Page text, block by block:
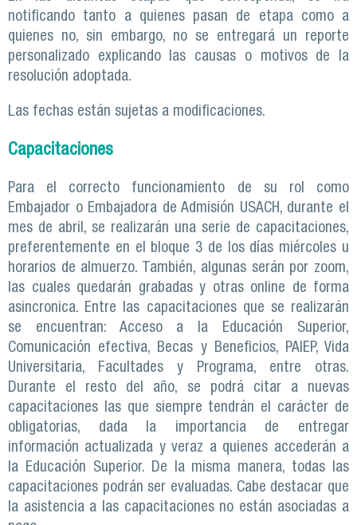
notificando tanto a quienes pasan de etapa como a
quienes no, sin embargo, no se entregará un reporte
personalizado explicando las causas o motivos de la
resolución adoptada.
Las fechas están sujetas a modificaciones.
Capacitaciones
Para el correcto funcionamiento de su rol como
Embajador o Embajadora de Admisión USACH, durante el
mes de abril, se realizarán una serie de capacitaciones,
preferentemente en el bloque 3 de los días miércoles u
horarios de almuerzo. También, algunas serán por zoom,
las cuales quedarán grabadas y otras online de forma
asincronica. Entre las capacitaciones que se realizarán
se encuentran: Acceso a la Educación Superior,
Comunicación efectiva, Becas y Beneficios, PAIEP, Vida
Universitaria, Facultades y Programa, entre otras.
Durante el resto del año, se podrá citar a nuevas
capacitaciones las que siempre tendrán el carácter de
obligatorias, dada la importancia de entregar
información actualizada y veraz a quienes accederán a
la Educación Superior. De la misma manera, todas las
capacitaciones podrán ser evaluadas. Cabe destacar que
la asistencia a las capacitaciones no están asociadas a